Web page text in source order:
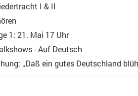
I & II
1: 21. Mai 17 Uhr
- Auf Deutsch
„Daß ein gutes Deutschland